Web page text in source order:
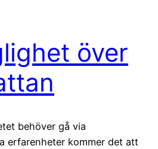
över
behöver gå via
erfarenheter kommer det att